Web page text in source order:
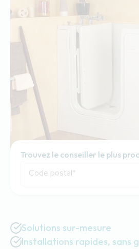
Trouvez le conseiller le plus
Code postal*
Solutions sur-mesure
Installations rapides, sans